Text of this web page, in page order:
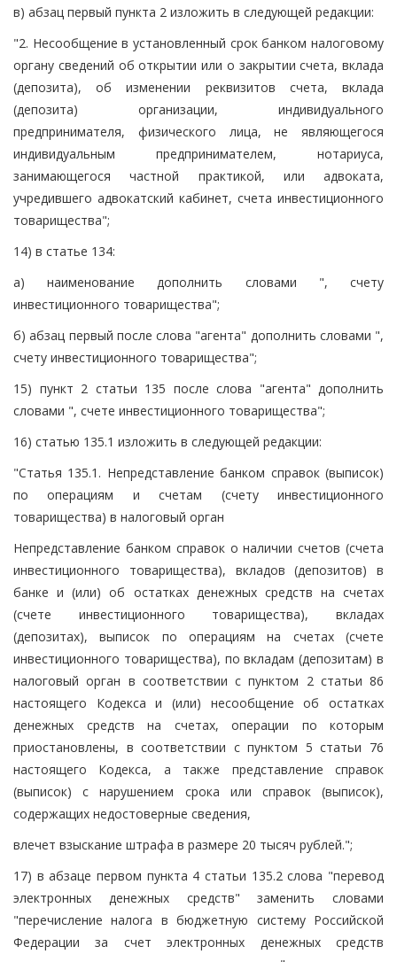
в) абзац первый пункта 2 изложить в следующей редакции:
"2. Несообщение в установленный срок банком налоговому
органу сведений об открытии или о закрытии счета, вклада
(депозита), об изменении реквизитов счета, вклада
(депозита) организации, индивидуального
предпринимателя, физического лица, не являющегося
индивидуальным предпринимателем, нотариуса,
занимающегося частной практикой, или адвоката,
учредившего адвокатский кабинет, счета инвестиционного
товарищества";
14) в статье 134:
а) наименование дополнить словами ", счету
инвестиционного товарищества";
б) абзац первый после слова "агента" дополнить словами ",
счету инвестиционного товарищества";
15) пункт 2 статьи 135 после слова "агента" дополнить
словами ", счете инвестиционного товарищества";
16) статью 135.1 изложить в следующей редакции:
"Статья 135.1. Непредставление банком справок (выписок)
по операциям и счетам (счету инвестиционного
товарищества) в налоговый орган
Непредставление банком справок о наличии счетов (счета
инвестиционного товарищества), вкладов (депозитов) в
банке и (или) об остатках денежных средств на счетах
(счете инвестиционного товарищества), вкладах
(депозитах), выписок по операциям на счетах (счете
инвестиционного товарищества), по вкладам (депозитам) в
налоговый орган в соответствии с пунктом 2 статьи 86
настоящего Кодекса и (или) несообщение об остатках
денежных средств на счетах, операции по которым
приостановлены, в соответствии с пунктом 5 статьи 76
настоящего Кодекса, а также представление справок
(выписок) с нарушением срока или справок (выписок),
содержащих недостоверные сведения,
влечет взыскание штрафа в размере 20 тысяч рублей.";
17) в абзаце первом пункта 4 статьи 135.2 слова "перевод
электронных денежных средств" заменить словами
"перечисление налога в бюджетную систему Российской
Федерации за счет электронных денежных средств